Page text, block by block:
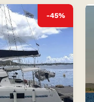
Seite:
vorige
Seite
von
4
folgende
Seite
-45%